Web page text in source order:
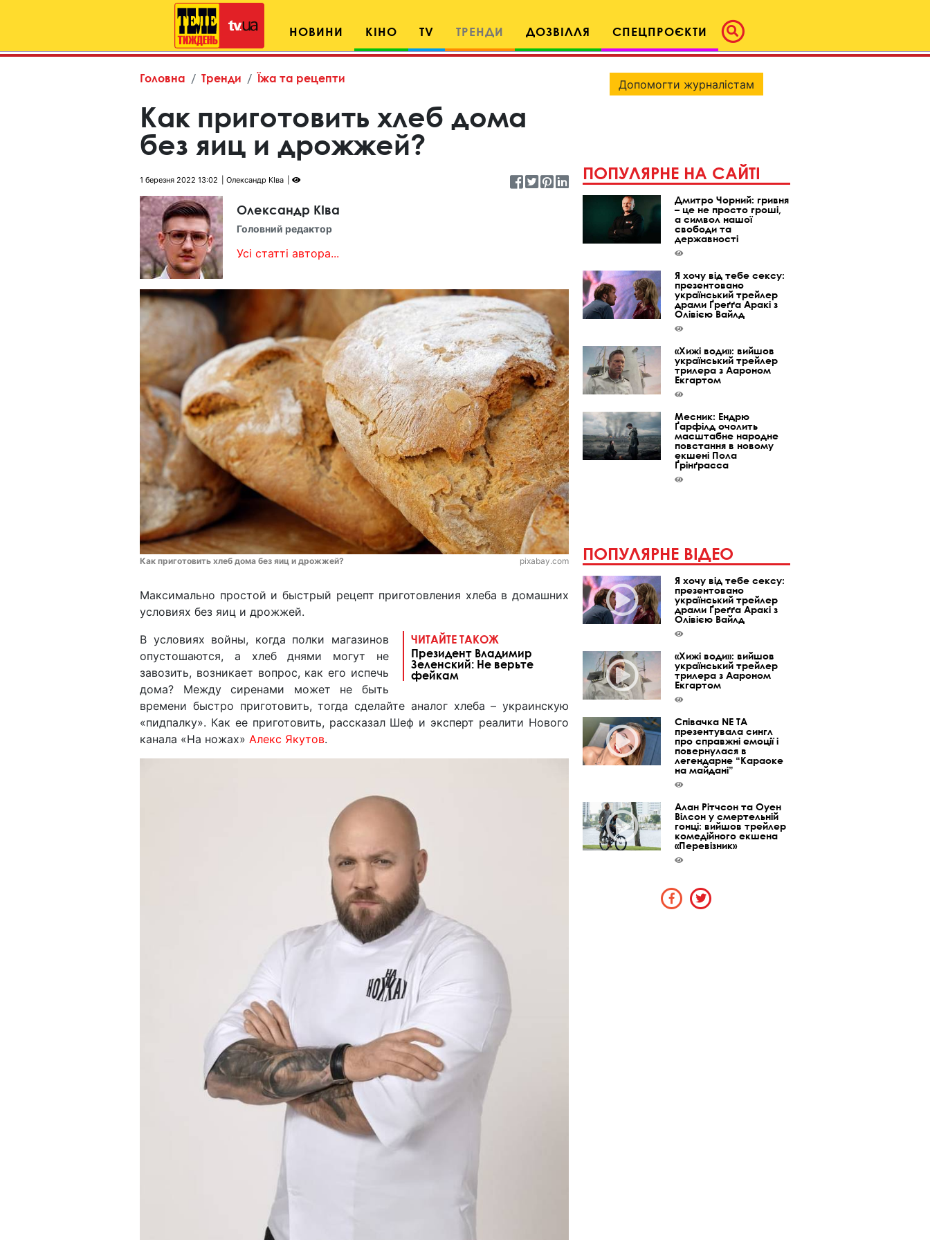
НОВИНИ КІНО TV ТРЕНДИ ДОЗВІЛЛЯ СПЕЦПРОЄКТИ
Головна Тренди Їжа та рецепти
Как приготовить хлеб дома
без яиц и дрожжей?
1 березня 2022 13:02 Олександр КІва
Олександр КІва
Головний редактор
Усі статті автора...
Как приготовить хлеб дома без яиц и дрожжей? pixabay.com
Максимально простой и быстрый рецепт приготовления хлеба в домашних
условиях без яиц и дрожжей.
ЧИТАЙТЕ ТАКОЖ
Президент Владимир
Зеленский: Не верьте
фейкам
В условиях войны, когда полки магазинов
опустошаются, а хлеб днями могут не
завозить, возникает вопрос, как его испечь
дома? Между сиренами может не быть
времени быстро приготовить, тогда сделайте аналог хлеба – украинскую
«пидпалку». Как ее приготовить, рассказал Шеф и эксперт реалити Нового
канала «На ножах» Алекс Якутов.
Допомогти журналістам
ПОПУЛЯРНЕ НА САЙТІ
Дмитро Чорний: гривня
– це не просто гроші,
а символ нашої
свободи та
державності
Я хочу від тебе сексу:
презентовано
український трейлер
драми Ґреґґа Аракі з
Олівією Вайлд
«Хижі води»: вийшов
український трейлер
трилера з Аароном
Екгартом
Месник: Ендрю
Ґарфілд очолить
масштабне народне
повстання в новому
екшені Пола
Ґрінґрасса
ПОПУЛЯРНЕ ВІДЕО
Я хочу від тебе сексу:
презентовано
український трейлер
драми Ґреґґа Аракі з
Олівією Вайлд
«Хижі води»: вийшов
український трейлер
трилера з Аароном
Екгартом
Співачка NE TA
презентувала сингл
про справжні емоції і
повернулася в
легендарне “Караоке
на майдані”
Алан Рітчсон та Оуен
Вілсон у смертельній
гонці: вийшов трейлер
комедійного екшена
«Перевізник»